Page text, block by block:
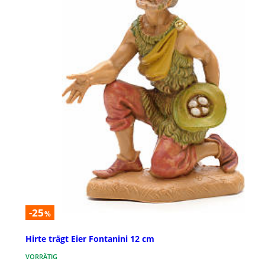
-25%
Hirte trägt Eier Fontanini 12 cm
VORRÄTIG